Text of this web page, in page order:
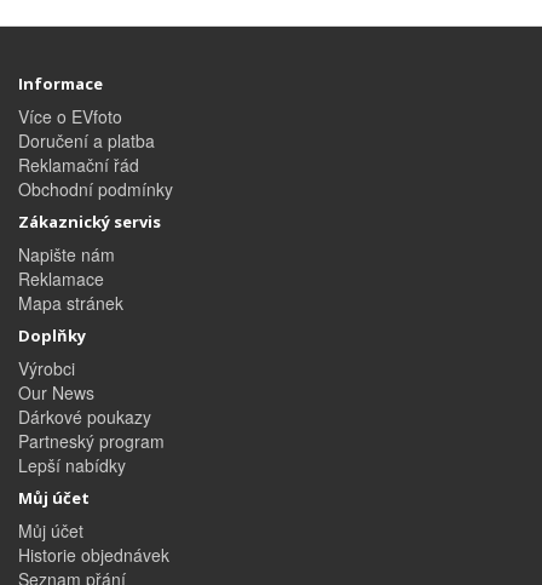
Informace
Více o EVfoto
Doručení a platba
Reklamační řád
Obchodní podmínky
Zákaznický servis
Napište nám
Reklamace
Mapa stránek
Doplňky
Výrobci
Our News
Dárkové poukazy
Partneský program
Lepší nabídky
Můj účet
Můj účet
Historie objednávek
Seznam přání